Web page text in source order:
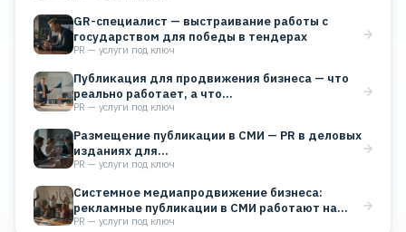
GR-специалист — выстраивание работы с
государством для победы в тендерах
PR — услуги под ключ
Публикация для продвижения бизнеса — что
реально работает, а что…
PR — услуги под ключ
Размещение публикации в СМИ — PR в деловых
изданиях для…
PR — услуги под ключ
Системное медиапродвижение бизнеса:
рекламные публикации в СМИ работают на
поток…
PR — услуги под ключ